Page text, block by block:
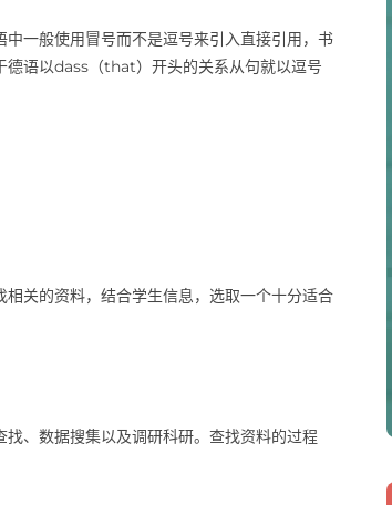
一般使用冒号而不是逗号来引入直接引用，书
德语以dass（that）开头的关系从句就以逗号
关的资料，结合学生信息，选取一个十分适合
、数据搜集以及调研科研。查找资料的过程